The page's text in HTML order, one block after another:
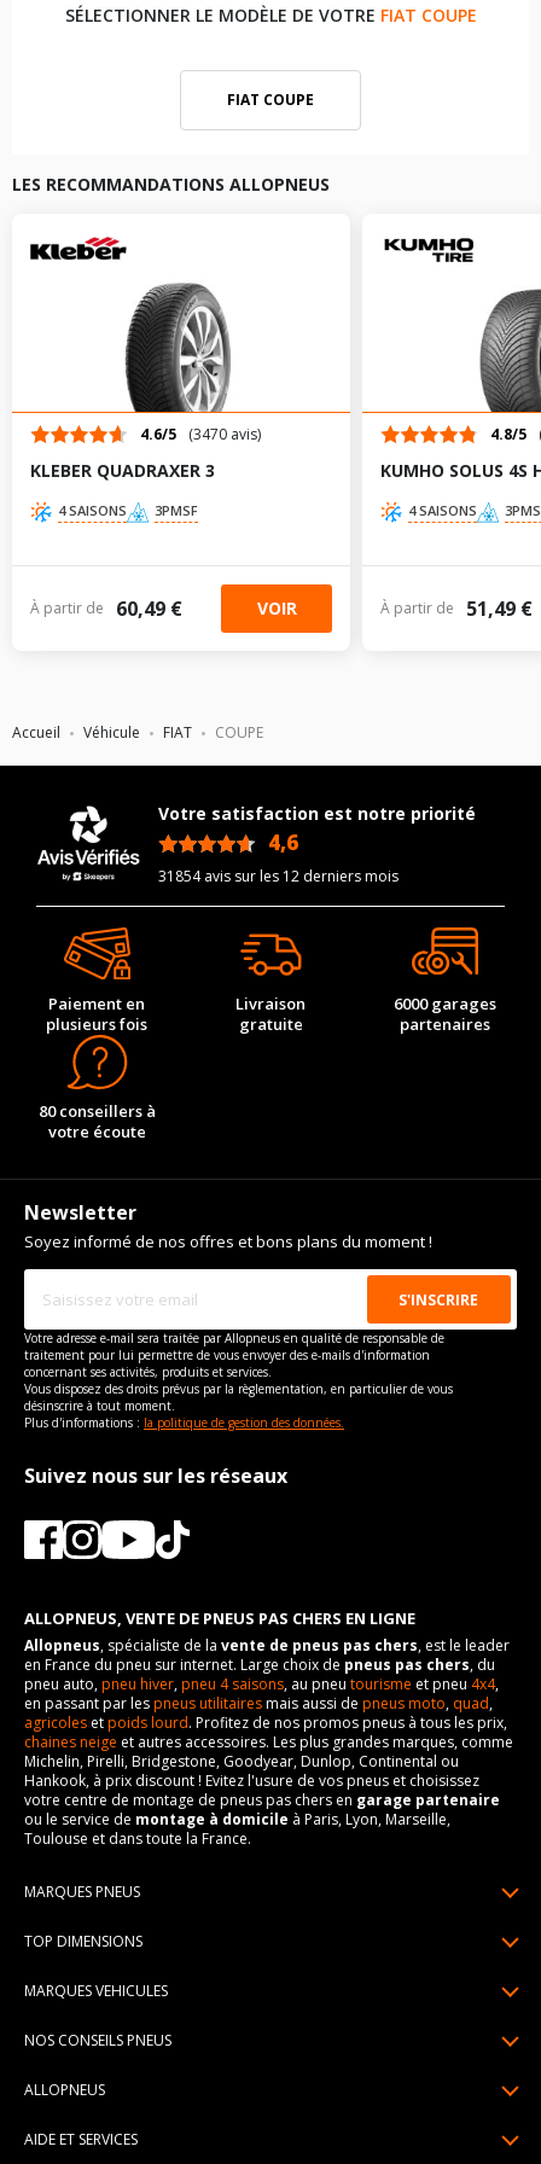
Accueil Véhicule FIAT COUPE
SÉLECTIONNER LE MODÈLE DE VOTRE FIAT COUPE
FIAT COUPE
LES RECOMMANDATIONS ALLOPNEUS
4.6/5 (3470 avis)
KLEBER QUADRAXER 3
4 SAISONS 3PMSF
À partir de 60,49 € VOIR
4.8/5
KUMHO SOLUS 4S
4 SAISONS
À partir de 51,49 €
Votre satisfaction est notre priorité
4,6
31854 avis sur les 12 derniers mois
Paiement en
plusieurs fois
Livraison
gratuite
6000 garages
partenaires
80 conseillers à
votre écoute
Newsletter
Soyez informé de nos offres et bons plans du moment !
Votre adresse e-mail sera traitée par Allopneus en qualité de responsable de
traitement pour lui permettre de vous envoyer des e-mails d'information
concernant ses activités, produits et services.
Vous disposez des droits prévus par la règlementation, en particulier de vous
désinscrire à tout moment.
Plus d'informations : la politique de gestion des données.
Suivez nous sur les réseaux
ALLOPNEUS, VENTE DE PNEUS PAS CHERS EN LIGNE
Allopneus, spécialiste de la vente de pneus pas chers, est le leader
en France du pneu sur internet. Large choix de pneus pas chers, du
pneu auto,pneu hiver,pneu 4 saisons, au pneu tourisme et pneu 4x4,
en passant par lespneus utilitairesmais aussi de pneus moto, quad,
agricoles etpoids lourd. Profitez de nos promos pneus à tous les prix,
chaines neige et autres accessoires. Les plus grandes marques, comme
Michelin, Pirelli, Bridgestone, Goodyear, Dunlop, Continental ou
Hankook, à prix discount ! Evitez l'usure de vos pneus et choisissez
votre centre de montage de pneus pas chers en garage partenaire
ou le service de montage à domicile à Paris, Lyon, Marseille,
Toulouse et dans toute la France.
MARQUES PNEUS
Pneus Continental
Pneus Hankook
Pneus Dunlop
TOP DIMENSIONS
195/65R15
205/60R16
MARQUES VEHICULES
Peugeot
NOS CONSEILS PNEUS
Pression pneu
ALLOPNEUS
AIDE ET SERVICES